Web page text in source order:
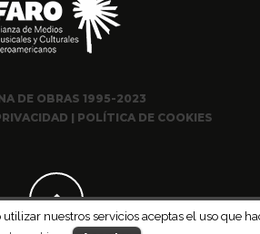
DE OBRAS 1995-2023
| POLÍTICA DE COOKIES
nuestros servicios aceptas el uso que